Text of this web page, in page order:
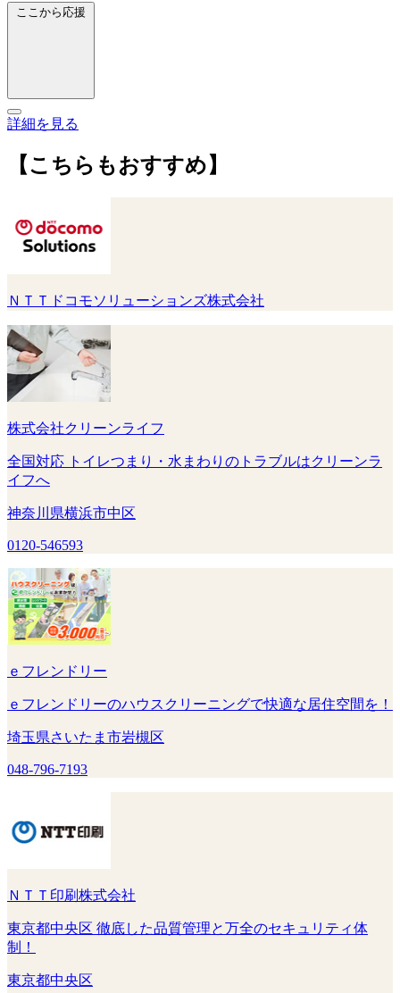
ここから応援
詳細を見る
【こちらもおすすめ】
ＮＴＴドコモソリューションズ株式会社
株式会社クリーンライフ
全国対応 トイレつまり・水まわりのトラブルはクリーンラ
イフへ
神奈川県横浜市中区
0120-546593
ｅフレンドリー
ｅフレンドリーのハウスクリーニングで快適な居住空間を！
埼玉県さいたま市岩槻区
048-796-7193
ＮＴＴ印刷株式会社
東京都中央区 徹底した品質管理と万全のセキュリティ体
制！
東京都中央区